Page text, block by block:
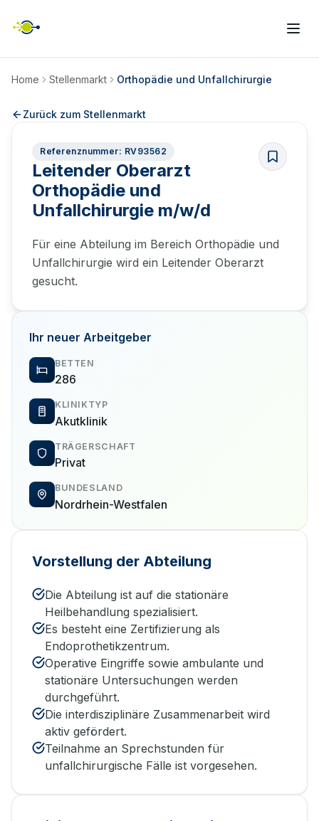
Home Stellenmarkt Orthopädie und Unfallchirurgie
Zurück zum Stellenmarkt
Referenznummer: RV93562
Leitender Oberarzt
Orthopädie und
Unfallchirurgie m/w/d
Für eine Abteilung im Bereich Orthopädie und
Unfallchirurgie wird ein Leitender Oberarzt
gesucht.
Ihr neuer Arbeitgeber
BETTEN
286
KLINIKTYP
Akutklinik
TRÄGERSCHAFT
Privat
BUNDESLAND
Nordrhein-Westfalen
Vorstellung der Abteilung
Die Abteilung ist auf die stationäre
Heilbehandlung spezialisiert.
Es besteht eine Zertifizierung als
Endoprothetikzentrum.
Operative Eingriffe sowie ambulante und
stationäre Untersuchungen werden
durchgeführt.
Die interdisziplinäre Zusammenarbeit wird
aktiv gefördert.
Teilnahme an Sprechstunden für
unfallchirurgische Fälle ist vorgesehen.